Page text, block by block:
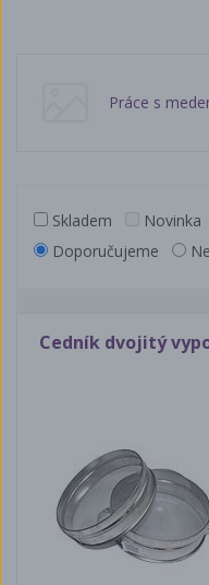
Práce s
Skladem Novinka
Doporučujeme
Cedník dvojitý